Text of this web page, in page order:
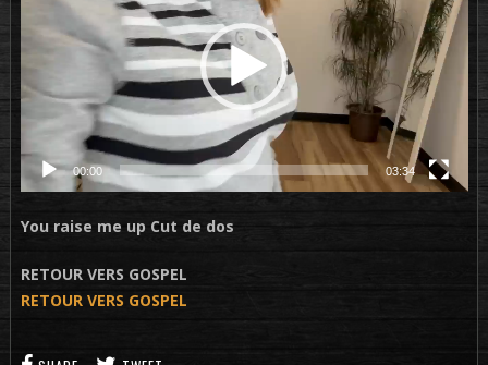
00:00 03:34
You raise me up Cut de dos
RETOUR VERS GOSPEL
RETOUR VERS GOSPEL